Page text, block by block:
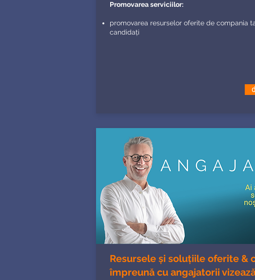
Promovarea serviciilor:
promovarea resurselor oferite de compania
candidați
Resursele și soluțiile oferite &
împreună cu angajatorii